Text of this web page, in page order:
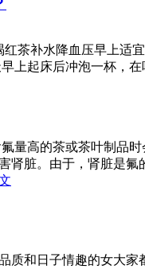
水降血压早上适宜喝
起床后冲泡一杯，在
茶或茶叶制品时会
肾脏。由于，肾脏是
和日子情趣的女大家